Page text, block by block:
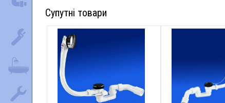
Супутні товари